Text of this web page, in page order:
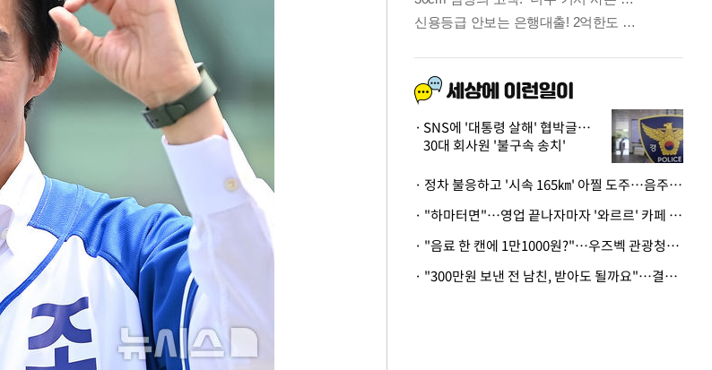
SNS에 '대통령 살해' 협박글…
30대 회사원 '불구속 송치'
· 정차 불응하고 '시속 165㎞' 아찔 도주…음주운전자 체포
· "하마터면"…영업 끝나자마자 '와르르' 카페 테라스 덮친 대리석 외벽
· "음료 한 캔에 1만1000원?"…우즈벡 관광청까지 나섰다, 유튜버 폭로 후폭풍
· "300만원 보낸 전 남친, 받아도 될까요"…결혼 앞둔 예비신부의 뜻밖 고충